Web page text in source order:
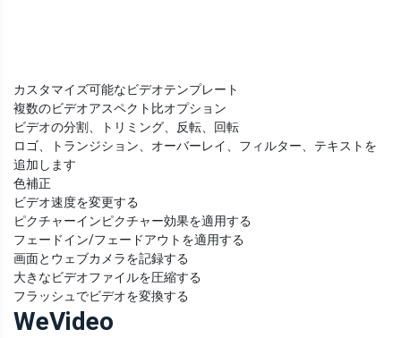
カスタマイズ可能なビデオテンプレート
複数のビデオアスペクト比オプション
ビデオの分割、トリミング、反転、回転
ロゴ、トランジション、オーバーレイ、フィルター、テキストを
追加します
色補正
ビデオ速度を変更する
ピクチャーインピクチャー効果を適用する
フェードイン/フェードアウトを適用する
画面とウェブカメラを記録する
大きなビデオファイルを圧縮する
フラッシュでビデオを変換する
WeVideo